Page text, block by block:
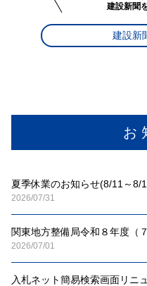
お
夏季休業のお知らせ(8/11～8/
2026/07/31
関東地方整備局令和８年度（
2026/07/01
入札ネット簡易検索画面リニ
建設新聞
建設新